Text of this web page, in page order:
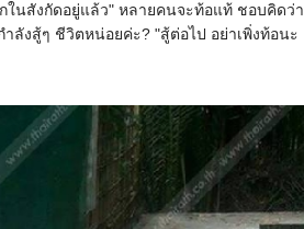
ในสังกัดอยู่แล้ว" หลายคนจะท้อแท้ ชอบคิดว่า
ลังสู้ๆ ชีวิตหน่อยค่ะ? "สู้ต่อไป อย่าเพิ่งท้อนะ